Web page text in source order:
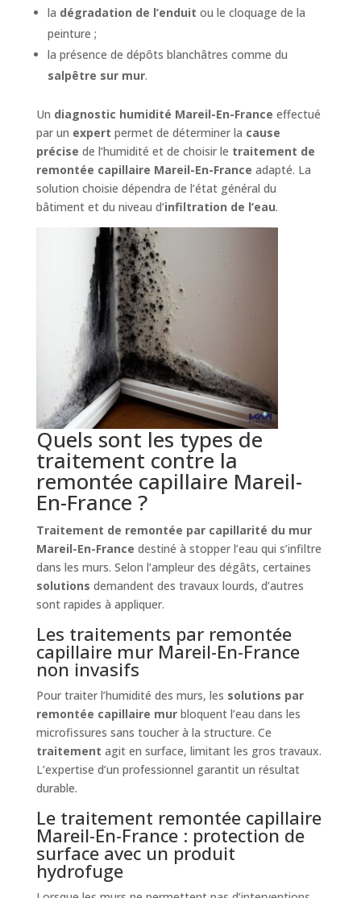
la dégradation de l’enduit ou le cloquage de la
peinture ;
la présence de dépôts blanchâtres comme du
salpêtre sur mur.
Un diagnostic humidité Mareil-En-France effectué
par un expert permet de déterminer la cause
précise de l’humidité et de choisir le traitement de
remontée capillaire Mareil-En-France adapté. La
solution choisie dépendra de l’état général du
bâtiment et du niveau d’infiltration de l’eau.
Quels sont les types de
traitement contre la
remontée capillaire Mareil-
En-France ?
Traitement de remontée par capillarité du mur
Mareil-En-France destiné à stopper l’eau qui s’infiltre
dans les murs. Selon l’ampleur des dégâts, certaines
solutions demandent des travaux lourds, d’autres
sont rapides à appliquer.
Les traitements par remontée
capillaire mur Mareil-En-France
non invasifs
Pour traiter l’humidité des murs, les solutions par
remontée capillaire murbloquent l’eau dans les
microfissures sans toucher à la structure. Ce
traitement agit en surface, limitant les gros travaux.
L’expertise d’un professionnel garantit un résultat
durable.
Le traitement remontée capillaire
Mareil-En-France : protection de
surface avec un produit
hydrofuge